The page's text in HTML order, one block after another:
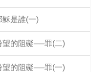
穌是誰(一)
望的阻礙──罪(二)
望的阻礙──罪(一)